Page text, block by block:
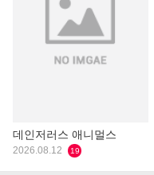
데인저러스 애니멀스
2026.08.12 19